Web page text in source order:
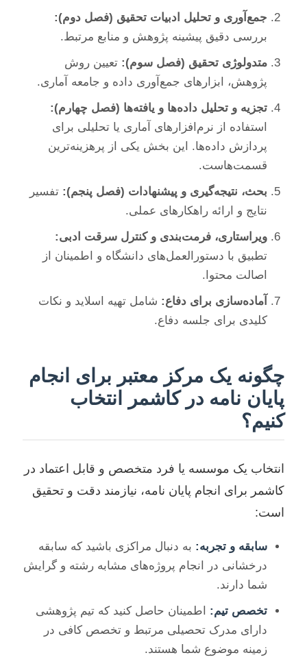
جمع‌آوری و تحلیل ادبیات تحقیق (فصل دوم):
بررسی دقیق پیشینه پژوهش و منابع مرتبط.
متدولوژی تحقیق (فصل سوم): تعیین روش
پژوهش، ابزارهای جمع‌آوری داده و جامعه آماری.
تجزیه و تحلیل داده‌ها و یافته‌ها (فصل چهارم):
استفاده از نرم‌افزارهای آماری یا تحلیلی برای
پردازش داده‌ها. این بخش یکی از پرهزینه‌ترین
قسمت‌هاست.
بحث، نتیجه‌گیری و پیشنهادات (فصل پنجم): تفسیر
نتایج و ارائه راهکارهای عملی.
ویراستاری، فرمت‌بندی و کنترل سرقت ادبی:
تطبیق با دستورالعمل‌های دانشگاه و اطمینان از
اصالت محتوا.
آماده‌سازی برای دفاع: شامل تهیه اسلاید و نکات
کلیدی برای جلسه دفاع.
چگونه یک مرکز معتبر برای انجام
پایان نامه در کاشمر انتخاب
کنیم؟
انتخاب یک موسسه یا فرد متخصص و قابل اعتماد در
کاشمر برای انجام پایان نامه، نیازمند دقت و تحقیق
است:
سابقه و تجربه: به دنبال مراکزی باشید که سابقه
درخشانی در انجام پروژه‌های مشابه رشته و گرایش
شما دارند.
تخصص تیم: اطمینان حاصل کنید که تیم پژوهشی
دارای مدرک تحصیلی مرتبط و تخصص کافی در
زمینه موضوع شما هستند.